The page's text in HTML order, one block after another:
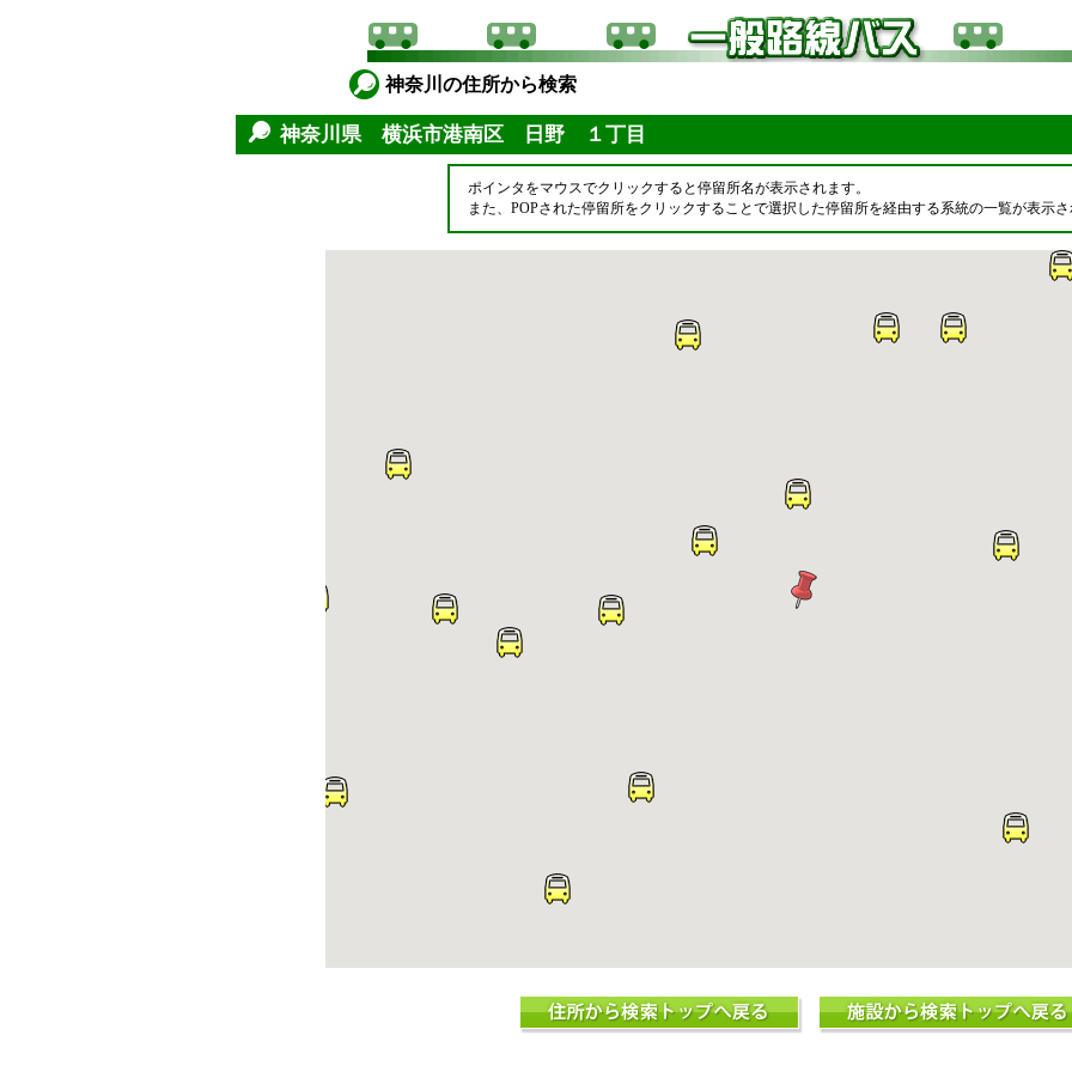
神奈川の住所から検索
神奈川県 横浜市港南区 日野 １丁目
ポインタをマウスでクリックすると停留所名が表示されます。
また、POPされた停留所をクリックすることで選択した停留所を経由する系統の一覧が表示